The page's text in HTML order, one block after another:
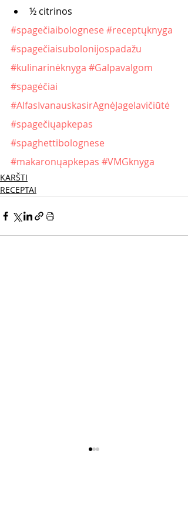
½ citrinos
#spagečiaibolognese #receptųknyga
#spagečiaisubolonijospadažu
#kulinarinėknyga #Galpavalgom
#spagėčiai
#AlfasIvanauskasirAgnėJagelavičiūtė
#spagečiųapkepas
#spaghettibolognese
#makaronųapkepas #VMGknyga
KARŠTI
RECEPTAI